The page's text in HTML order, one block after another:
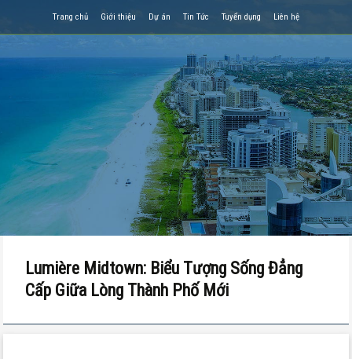
Trang chủ Giới thiệu Dự án Tin Tức Tuyển dụng Liên hệ
Lumière Midtown: Biểu Tượng Sống Đẳng
Cấp Giữa Lòng Thành Phố Mới